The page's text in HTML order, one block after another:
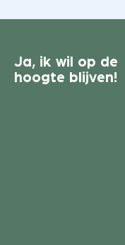
Ja, ik wil op de
hoogte blijven!